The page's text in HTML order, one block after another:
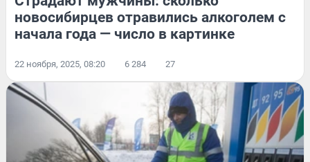
новосибирцев отравились алкоголем с
начала года — число в картинке
22 ноября, 2025, 08:20 6 284 27